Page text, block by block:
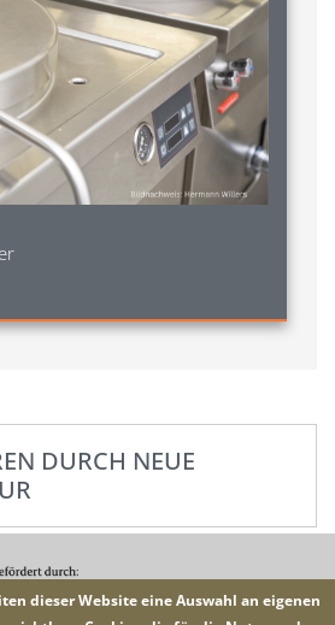
DURCH NEUE
dieser Website eine Auswahl an eigenen